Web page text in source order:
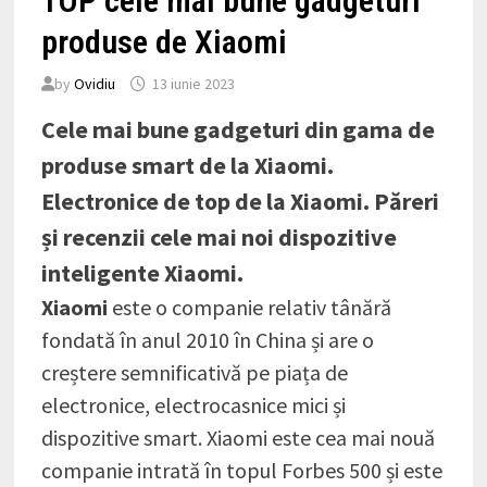
produse de Xiaomi
byOvidiu 13 iunie 2023
Cele mai bune gadgeturi din gama de
produse smart de la Xiaomi.
Electronice de top de la Xiaomi. Păreri
și recenzii cele mai noi dispozitive
inteligente Xiaomi.
Xiaomi este o companie relativ tânără
fondată în anul 2010 în China și are o
creștere semnificativă pe piața de
electronice, electrocasnice mici și
dispozitive smart. Xiaomi este cea mai nouă
companie intrată în topul Forbes 500 și este